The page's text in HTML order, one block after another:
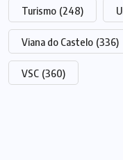
Turismo (248)
Viana do Castelo (336)
VSC (360)